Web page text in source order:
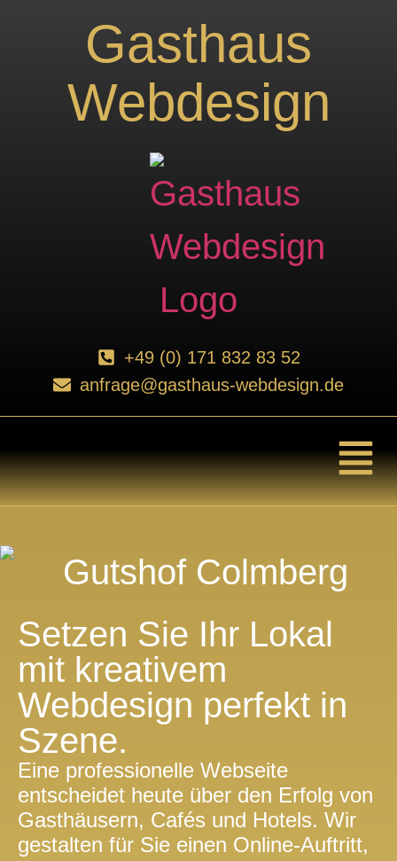
Gasthaus
Webdesign
+49 (0) 171 832 83 52
anfrage@gasthaus-webdesign.de
Setzen Sie Ihr Lokal
mit kreativem
Webdesign perfekt in
Szene.
Eine professionelle Webseite
entscheidet heute über den Erfolg von
Gasthäusern, Cafés und Hotels. Wir
gestalten für Sie einen Online-Auftritt,